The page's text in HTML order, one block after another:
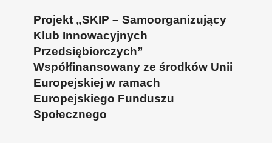
Projekt „SKIP – Samoorganizujący
Klub Innowacyjnych
Przedsiębiorczych”
Współfinansowany ze środków Unii
Europejskiej w ramach
Europejskiego Funduszu
Społecznego